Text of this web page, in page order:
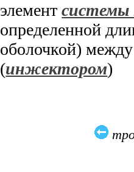
элемент
определенной
оболочкой)
(инжектором)